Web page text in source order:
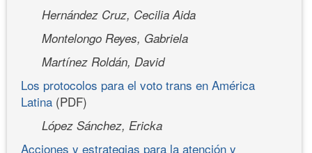
Hernández Cruz, Cecilia Aida
Montelongo Reyes, Gabriela
Martínez Roldán, David
Los protocolos para el voto trans en América
Latina (PDF)
López Sánchez, Ericka
Acciones y estrategias para la atención y